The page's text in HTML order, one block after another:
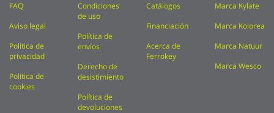
FAQ
Aviso legal
Política de
privacidad
Política de
cookies
Condiciones
de uso
Política de
envíos
Derecho de
desistimiento
Política de
devoluciones
Catálogos
Financiación
Acerca de
Ferrokey
Marca Kylate
Marca Kolorea
Marca Natuur
Marca Wesco